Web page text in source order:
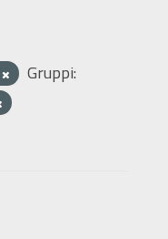
Gruppi: